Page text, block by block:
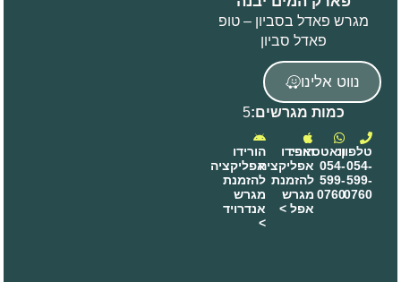
מגרש פאדל בסביון – טופ
פאדל סביון
נווט אלינו
כמות מגרשים:5
טלפון:
054-
599-
0760
וואטסאפ:
054-
599-
0760
הורידו
אפליקציה
להזמנת
מגרש
אפל >
הורידו
אפליקציה
להזמנת
מגרש
אנדרויד
>